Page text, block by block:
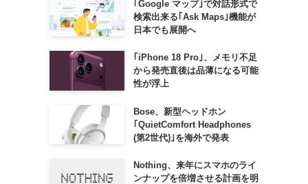
｢Google マップ｣で対話形式で
検索出来る｢Ask Maps｣機能が
日本でも展開へ
｢iPhone 18 Pro｣、メモリ不足
から発売直後は品薄になる可能
性が浮上
Bose、新型ヘッドホン
｢QuietComfort Headphones
(第2世代)｣を海外で発表
Nothing、来年にスマホのライ
ンナップを倍増させる計画を明